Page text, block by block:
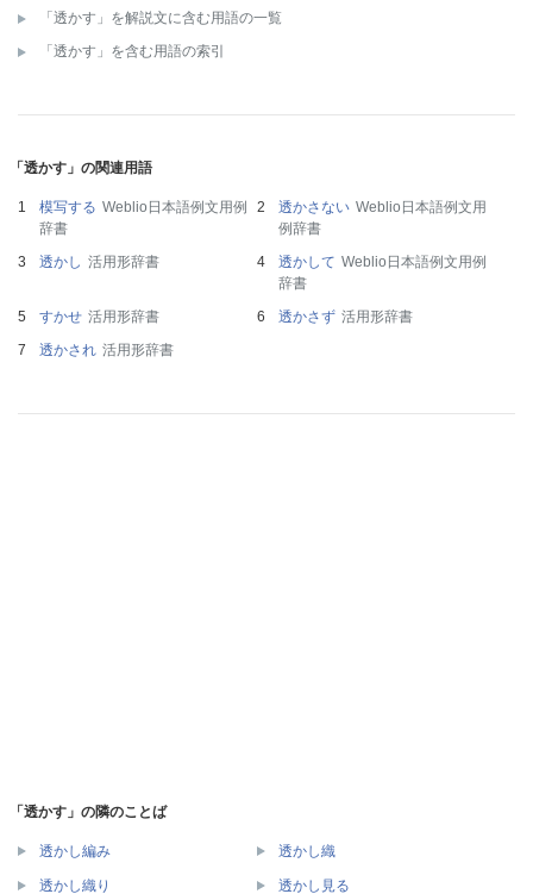
「透かす」を解説文に含む用語の一覧
「透かす」を含む用語の索引
「透かす」の関連用語
模写する Weblio日本語例文用例
辞書
透かさない Weblio日本語例文用
例辞書
透かし 活用形辞書 透かして Weblio日本語例文用例
辞書
すかせ 活用形辞書 透かさず 活用形辞書
透かされ 活用形辞書
「透かす」の隣のことば
透かし編み 透かし織
透かし織り 透かし見る